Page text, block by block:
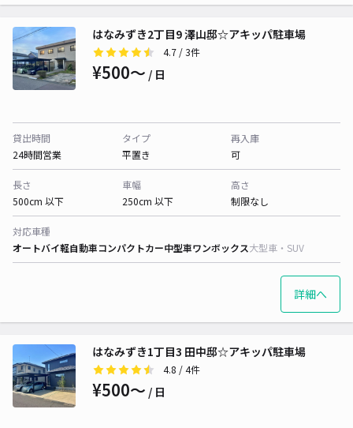
はなみずき2丁目9 澤山邸☆アキッパ駐車場
4.7 / 3件
¥500〜 / 日
貸出時間
24時間営業
タイプ
平置き
再入庫
可
長さ
500cm 以下
車幅
250cm 以下
高さ
制限なし
対応車種
オートバイ軽自動車コンパクトカー中型車ワンボックス大型車・SUV
詳細へ
はなみずき1丁目3 田中邸☆アキッパ駐車場
4.8 / 4件
¥500〜 / 日